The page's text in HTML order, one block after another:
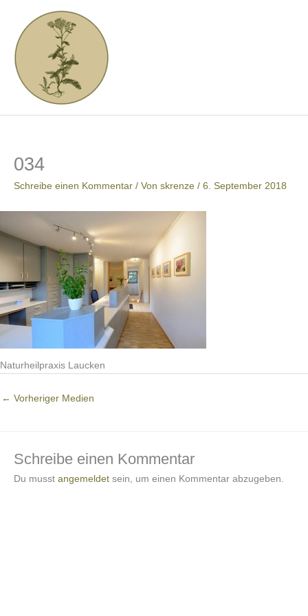
springen
034
Schreibe einen Kommentar / Von skrenze / 6. September 2018
Naturheilpraxis Laucken
← Vorheriger Medien
Schreibe einen Kommentar
Du musst angemeldet sein, um einen Kommentar abzugeben.